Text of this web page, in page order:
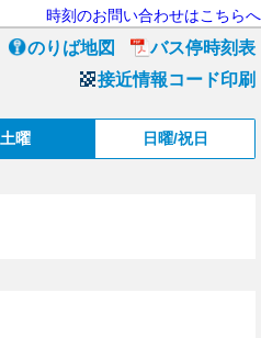
時刻のお問い合わせはこちらへ
のりば地図
バス停時刻表
接近情報コード印刷
土曜 日曜/祝日